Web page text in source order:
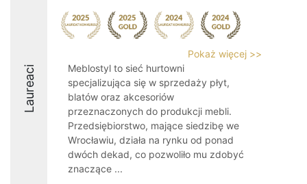
Laureaci
Pokaż więcej >>
Meblostyl to sieć hurtowni
specjalizująca się w sprzedaży płyt,
blatów oraz akcesoriów
przeznaczonych do produkcji mebli.
Przedsiębiorstwo, mające siedzibę we
Wrocławiu, działa na rynku od ponad
dwóch dekad, co pozwoliło mu zdobyć
znaczące ...